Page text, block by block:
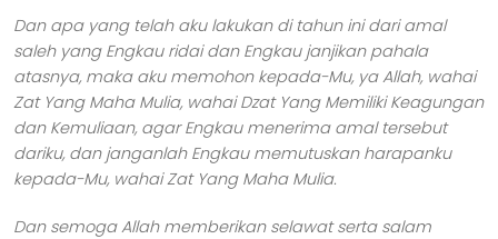
Dan apa yang telah aku lakukan di tahun ini dari amal
saleh yang Engkau ridai dan Engkau janjikan pahala
atasnya, maka aku memohon kepada-Mu, ya Allah, wahai
Zat Yang Maha Mulia, wahai Dzat Yang Memiliki Keagungan
dan Kemuliaan, agar Engkau menerima amal tersebut
dariku, dan janganlah Engkau memutuskan harapanku
kepada-Mu, wahai Zat Yang Maha Mulia.
Dan semoga Allah memberikan selawat serta salam